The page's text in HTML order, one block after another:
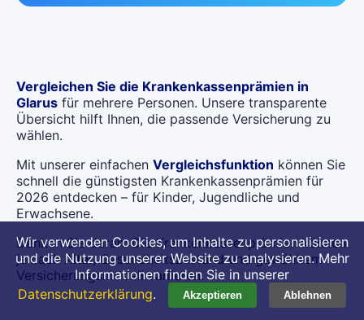
Vergleichen Sie die Krankenkassenprämien in
Glarus für mehrere Personen. Unsere transparente
Übersicht hilft Ihnen, die passende Versicherung zu
wählen.
Mit unserer einfachen Vergleichsfunktion können Sie
schnell die günstigsten Krankenkassenprämien für
2026 entdecken – für Kinder, Jugendliche und
Erwachsene.
Denken Sie daran: Die Krankenkassenprämien können
je nach Alter, Gesundheitszustand und gewähltem
Versicherungsmodell variieren.
Wir verwenden Cookies, um Inhalte zu personalisieren
und die Nutzung unserer Website zu analysieren. Mehr
Informationen finden Sie in unserer
Datenschutzerklärung. Akzeptieren Ablehnen